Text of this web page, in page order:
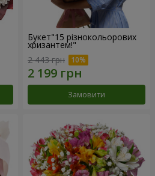
Букет"15 різнокольорових
хризантем!"
2 443 грн
Замовити